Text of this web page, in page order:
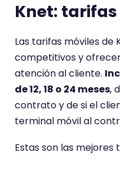
Knet:
Las tarifas móviles de
competitivos y
atención al cliente.
de 12, 18 o 24 meses,
contrato y de si el
terminal móvil al
Estas son las mejores